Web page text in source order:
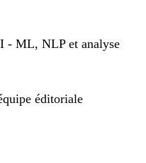
- ML, NLP et analyse
éditoriale